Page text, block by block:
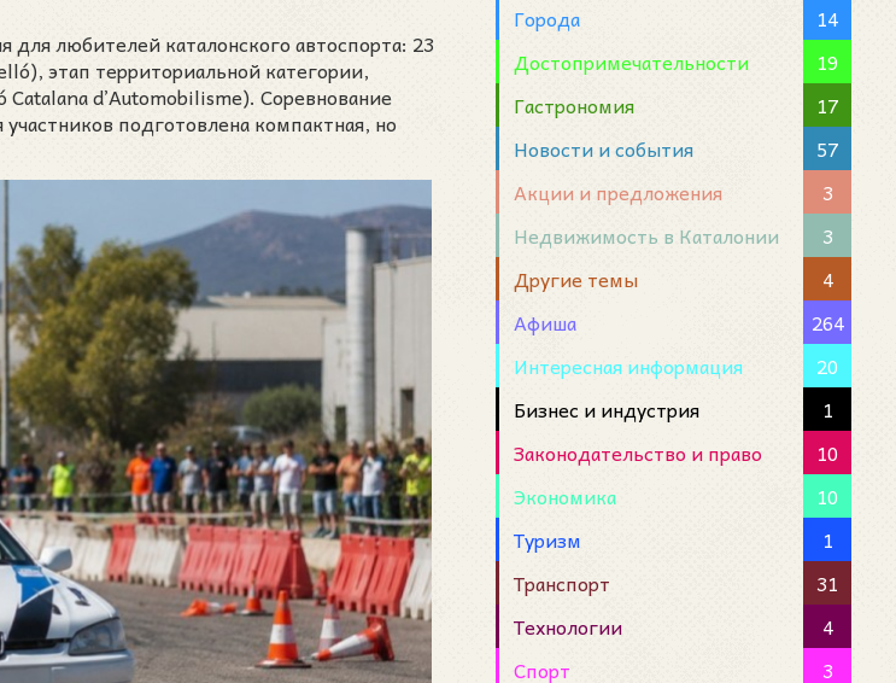
любителей каталонского автоспорта: 23
этап территориальной категории,
d’Automobilisme). Соревнование
подготовлена компактная, но
Города
14
Достопримечательности
19
Гастрономия
17
Новости и события
57
Акции и предложения
3
Недвижимость в Каталонии
3
Другие темы
4
Афиша
264
Интересная информация
20
Бизнес и индустрия
1
Законодательство и право
10
Экономика
10
Туризм
1
Транспорт
31
Технологии
4
Спорт
3